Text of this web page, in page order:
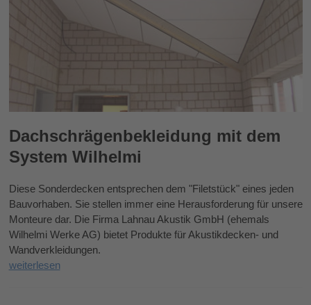
Dachschrägenbekleidung mit dem
System Wilhelmi
Diese Sonderdecken entsprechen dem "Filetstück" eines jeden
Bauvorhaben. Sie stellen immer eine Herausforderung für unsere
Monteure dar. Die Firma Lahnau Akustik GmbH (ehemals
Wilhelmi Werke AG) bietet Produkte für Akustikdecken- und
Wandverkleidungen.
weiterlesen